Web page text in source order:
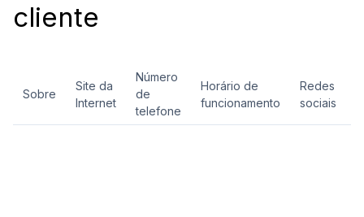
cliente
Sobre
Site da
Internet
Número
de
telefone
Horário de
funcionamento
Redes
sociais